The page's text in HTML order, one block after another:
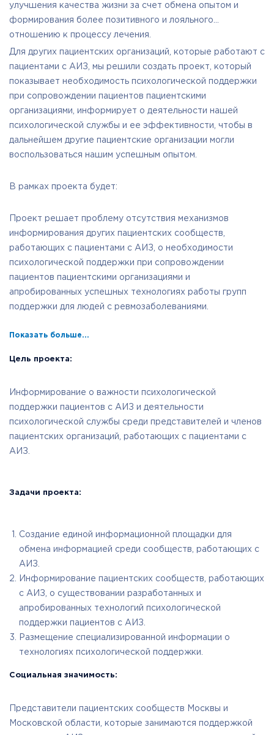
улучшения качества жизни за счет обмена опытом и
формирования более позитивного и лояльного
отношению к процессу лечения.
Для других пациентских организаций, которые работают с
пациентами с АИЗ, мы решили создать проект, который
показывает необходимость психологической поддержки
при сопровождении пациентов пациентскими
организациями, информирует о деятельности нашей
психологической службы и ее эффективности, чтобы в
дальнейшем другие пациентские организации могли
воспользоваться нашим успешным опытом.
В рамках проекта будет:
Проект решает проблему отсутствия механизмов
информирования других пациентских сообществ,
работающих с пациентами с АИЗ, о необходимости
психологической поддержки при сопровождении
пациентов пациентскими организациями и
апробированных успешных технологиях работы групп
поддержки для людей с ревмозаболеваниями.
Показать больше...
Цель проекта:
Информирование о важности психологической
поддержки пациентов с АИЗ и деятельности
психологической службы среди представителей и членов
пациентских организаций, работающих с пациентами с
АИЗ.
Задачи проекта:
Создание единой информационной площадки для
обмена информацией среди сообществ, работающих с
АИЗ.
Информирование пациентских сообществ, работающих
с АИЗ, о существовании разработанных и
апробированных технологий психологической
поддержки пациентов с АИЗ.
Размещение специализированной информации о
технологиях психологической поддержки.
Социальная значимость:
Представители пациентских сообществ Москвы и
Московской области, которые занимаются поддержкой